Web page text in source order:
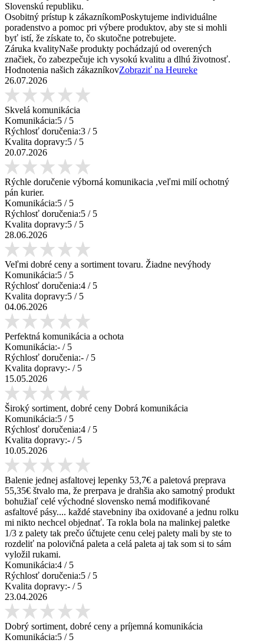
Slovenskú republiku.
Osobitný prístup k zákazníkomPoskytujeme individuálne
poradenstvo a pomoc pri výbere produktov, aby ste si mohli
byť istí, že získate to, čo skutočne potrebujete.
Záruka kvalityNaše produkty pochádzajú od overených
značiek, čo zabezpečuje ich vysokú kvalitu a dlhú životnosť.
Hodnotenia našich zákazníkovZobraziť na Heureke
26.07.2026
Skvelá komunikácia
Komunikácia:5 / 5
Rýchlosť doručenia:3 / 5
Kvalita dopravy:5 / 5
20.07.2026
Rýchle doručenie výborná komunikacia ,veľmi milí ochotný
pán kurier.
Komunikácia:5 / 5
Rýchlosť doručenia:5 / 5
Kvalita dopravy:5 / 5
28.06.2026
Veľmi dobré ceny a sortiment tovaru. Žiadne nevýhody
Komunikácia:5 / 5
Rýchlosť doručenia:4 / 5
Kvalita dopravy:5 / 5
04.06.2026
Perfektná komunikácia a ochota
Komunikácia:- / 5
Rýchlosť doručenia:- / 5
Kvalita dopravy:- / 5
15.05.2026
Široký sortiment, dobré ceny Dobrá komunikácia
Komunikácia:5 / 5
Rýchlosť doručenia:4 / 5
Kvalita dopravy:- / 5
10.05.2026
Balenie jednej asfaltovej lepenky 53,7€ a paletová preprava
55,35€ štvalo ma, že prerpava je drahšia ako samotný produkt
bohužiaľ celé východné slovensko nemá modifikované
asfaltové pásy.... každé stavebniny iba oxidované a jednu rolku
mi nikto nechcel objednať. Ta rokla bola na malinkej paletke
1/3 z palety tak prečo účtujete cenu celej palety mali by ste to
rozdeliť na polovičná paleta a celá paleta aj tak som si to sám
vyložil rukami.
Komunikácia:4 / 5
Rýchlosť doručenia:5 / 5
Kvalita dopravy:- / 5
23.04.2026
Dobrý sortiment, dobré ceny a príjemná komunikácia
Komunikácia:5 / 5